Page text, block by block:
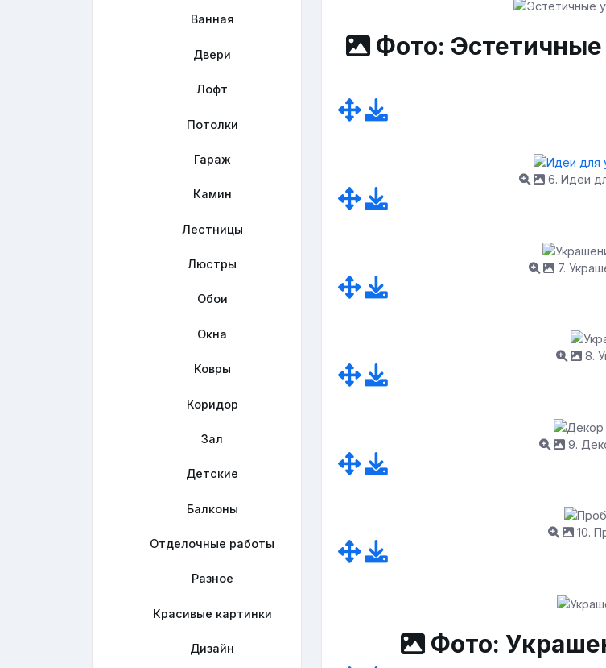
Ванная
Двери
Лофт
Потолки
Гараж
Камин
Лестницы
Люстры
Обои
Окна
Ковры
Коридор
Зал
Детские
Балконы
Отделочные работы
Разное
Красивые картинки
Дизайн
Фото:
6. Идеи
7.
8.
9.
10.
Фото: